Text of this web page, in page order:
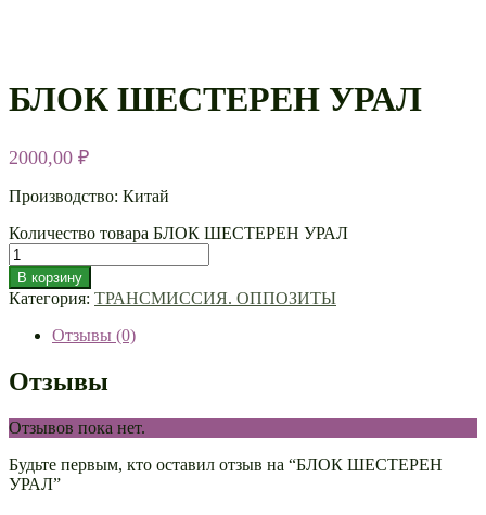
БЛОК ШЕСТЕРЕН УРАЛ
2000,00 ₽
Производство: Китай
Количество товара БЛОК ШЕСТЕРЕН УРАЛ
В корзину
Категория: ТРАНСМИССИЯ. ОППОЗИТЫ
Отзывы (0)
Отзывы
Отзывов пока нет.
Будьте первым, кто оставил отзыв на “БЛОК ШЕСТЕРЕН
УРАЛ”